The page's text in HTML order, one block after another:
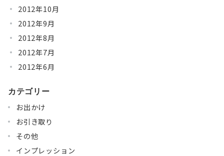
2012年10月
2012年9月
2012年8月
2012年7月
2012年6月
カテゴリー
お出かけ
お引き取り
その他
インプレッション